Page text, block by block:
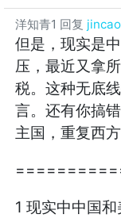
洋知青1 回复 jincao
但是，现实是
压，最近又拿
税。这种无底
言。还有你搞
主国，重复西
1 现实中中国